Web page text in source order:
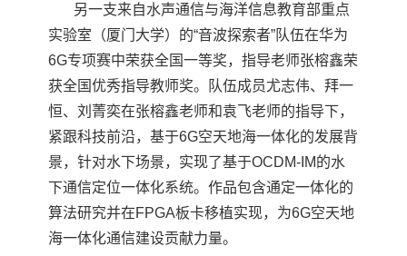
另一支来自水声通信与海洋信息教育部重点
实验室（厦门大学）的“音波探索者”队伍在华为
6G专项赛中荣获全国一等奖，指导老师张榕鑫荣
获全国优秀指导教师奖。队伍成员尤志伟、拜一
恒、刘菁奕在张榕鑫老师和袁飞老师的指导下，
紧跟科技前沿，基于6G空天地海一体化的发展背
景，针对水下场景，实现了基于OCDM-IM的水
下通信定位一体化系统。作品包含通定一体化的
算法研究并在FPGA板卡移植实现，为6G空天地
海一体化通信建设贡献力量。